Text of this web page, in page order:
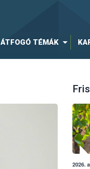
ÁTFOGÓ TÉMÁK
2026.